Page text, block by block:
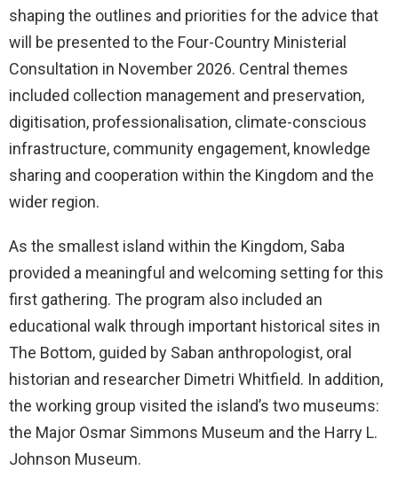
shaping the outlines and priorities for the advice that
will be presented to the Four-Country Ministerial
Consultation in November 2026. Central themes
included collection management and preservation,
digitisation, professionalisation, climate-conscious
infrastructure, community engagement, knowledge
sharing and cooperation within the Kingdom and the
wider region.
As the smallest island within the Kingdom, Saba
provided a meaningful and welcoming setting for this
first gathering. The program also included an
educational walk through important historical sites in
The Bottom, guided by Saban anthropologist, oral
historian and researcher Dimetri Whitfield. In addition,
the working group visited the island’s two museums:
the Major Osmar Simmons Museum and the Harry L.
Johnson Museum.